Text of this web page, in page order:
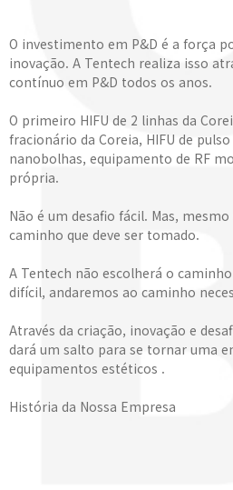
O investimento em P&D é a força
inovação. A Tentech realiza isso
contínuo em P&D todos os anos.
O primeiro HIFU de 2 linhas da
fracionário da Coreia, HIFU de
nanobolhas, equipamento de RF
própria.
Não é um desafio fácil. Mas,
caminho que deve ser tomado.
A Tentech não escolherá o
difícil, andaremos ao caminho
Através da criação, inovação e
dará um salto para se tornar uma
equipamentos estéticos .
História da Nossa Empresa